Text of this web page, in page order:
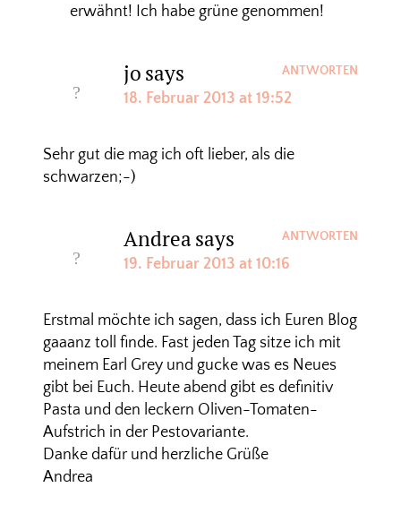
erwähnt! Ich habe grüne genommen!
josays
18. Februar 2013 at 19:52
Sehr gut die mag ich oft lieber, als die
schwarzen;-)
ANTWORTEN
Andreasays
19. Februar 2013 at 10:16
Erstmal möchte ich sagen, dass ich Euren Blog
gaaanz toll finde. Fast jeden Tag sitze ich mit
meinem Earl Grey und gucke was es Neues
gibt bei Euch. Heute abend gibt es definitiv
Pasta und den leckern Oliven-Tomaten-
Aufstrich in der Pestovariante.
Danke dafür und herzliche Grüße
Andrea
ANTWORTEN